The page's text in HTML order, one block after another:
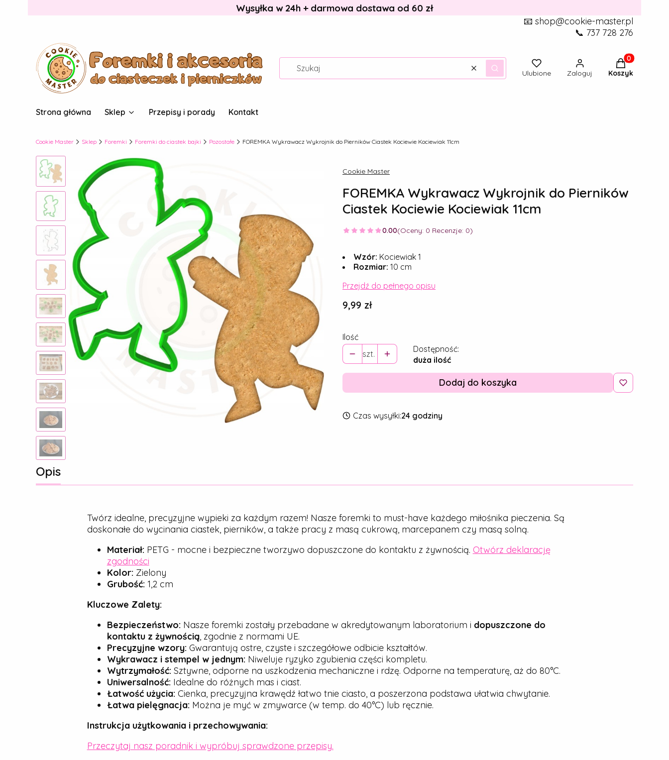
Wysyłka w 24h + darmowa dostawa od 60 zł
📧 shop@cookie-master.pl
📞 737 728 276
WyczyśćSzukaj Ulubione Zaloguj
Produkty w
Koszyk
Strona główna Sklep Przepisy i porady Kontakt
Cookie Master Sklep Foremki Foremki do ciastek bajki Pozostałe FOREMKA Wykrawacz Wykrojnik do Pierników Ciastek Kociewie Kociewiak 11cm
Cookie Master
FOREMKA Wykrawacz Wykrojnik do Pierników
Ciastek Kociewie Kociewiak 11cm
0.00(Oceny: 0 Recenzje: 0)
Wzór: Kociewiak 1
Rozmiar: 10 cm
Przejdź do pełnego opisu
Cena
9,99 zł
Ilość
szt.
Dostępność:
duża ilość
Dodaj do koszyka
Czas wysyłki:24 godziny
Opis
Twórz idealne, precyzyjne wypieki za każdym razem! Nasze foremki to must-have każdego miłośnika pieczenia. Są
doskonałe do wycinania ciastek, pierników, a także pracy z masą cukrową, marcepanem czy masą solną.
Materiał: PETG - mocne i bezpieczne tworzywo dopuszczone do kontaktu z żywnością. Otwórz deklarację
zgodności
Kolor: Zielony
Grubość: 1,2 cm
Kluczowe Zalety:
Bezpieczeństwo: Nasze foremki zostały przebadane w akredytowanym laboratorium i dopuszczone do
kontaktu z żywnością, zgodnie z normami UE.
Precyzyjne wzory: Gwarantują ostre, czyste i szczegółowe odbicie kształtów.
Wykrawacz i stempel w jednym: Niweluje ryzyko zgubienia części kompletu.
Wytrzymałość: Sztywne, odporne na uszkodzenia mechaniczne i rdzę. Odporne na temperaturę, aż do 80°C.
Uniwersalność: Idealne do różnych mas i ciast.
Łatwość użycia: Cienka, precyzyjna krawędź łatwo tnie ciasto, a poszerzona podstawa ułatwia chwytanie.
Łatwa pielęgnacja: Można je myć w zmywarce (w temp. do 40°C) lub ręcznie.
Instrukcja użytkowania i przechowywania:
Przeczytaj nasz poradnik i wypróbuj sprawdzone przepisy.